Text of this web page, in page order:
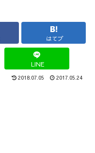
はてブ
LINE
2018.07.05 2017.05.24